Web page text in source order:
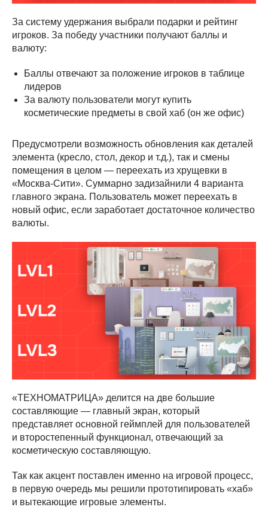
За систему удержания выбрали подарки и рейтинг
игроков. За победу участники получают баллы и
валюту:
Баллы отвечают за положение игроков в таблице
лидеров
За валюту пользователи могут купить
косметические предметы в свой хаб (он же офис)
Предусмотрели возможность обновления как деталей
элемента (кресло, стол, декор и т.д.), так и смены
помещения в целом — переехать из хрущевки в
«Москва-Сити». Суммарно задизайнили 4 варианта
главного экрана. Пользователь может переехать в
новый офис, если заработает достаточное количество
валюты.
«ТЕХНОМАТРИЦА» делится на две большие
составляющие — главный экран, который
представляет основной геймплей для пользователей
и второстепенный функционал, отвечающий за
косметическую составляющую.
Так как акцент поставлен именно на игровой процесс,
в первую очередь мы решили прототипировать «хаб»
и вытекающие игровые элементы.